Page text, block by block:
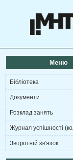
Меню
Бібліотека
Документи
Розклад занять
Журнал успішності
Зворотній зв'язок